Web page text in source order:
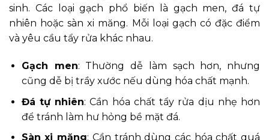
sinh. Các loại gạch phổ biến là gạch men, đá tự
nhiên hoặc sàn xi măng. Mỗi loại gạch có đặc điểm
và yêu cầu tẩy rửa khác nhau.
Gạch men: Thường dễ làm sạch hơn, nhưng
cũng dễ bị trầy xước nếu dùng hóa chất mạnh.
Đá tự nhiên: Cần hóa chất tẩy rửa dịu nhẹ hơn
để tránh làm hư hỏng bề mặt đá.
Sàn xi măng: Cần tránh dùng các hóa chất quá